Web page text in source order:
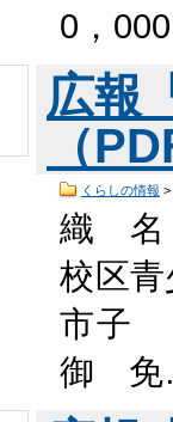
0，
広報
（
くらしの情報 >
織
校区
市子
御